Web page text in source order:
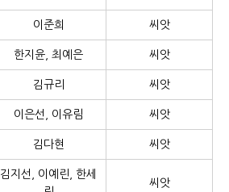
이준희 씨앗
한지윤, 최예은 씨앗
김규리 씨앗
이은선, 이유림 씨앗
김다현 씨앗
김지선, 이예린, 한세
씨앗